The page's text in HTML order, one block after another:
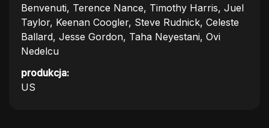
Benvenuti, Terence Nance, Timothy Harris, Juel
Taylor, Keenan Coogler, Steve Rudnick, Celeste
Ballard, Jesse Gordon, Taha Neyestani, Ovi
Nedelcu
produkcja:
US